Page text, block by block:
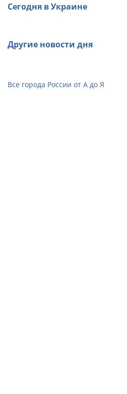
Сегодня в Украине
Другие новости дня
Все города России от А до Я